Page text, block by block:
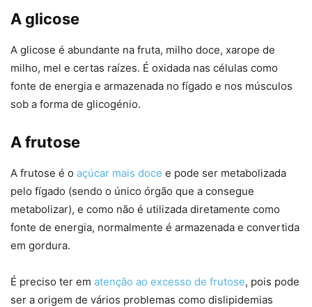
A glicose
A glicose é abundante na fruta, milho doce, xarope de
milho, mel e certas raízes. É oxidada nas células como
fonte de energia e armazenada no fígado e nos músculos
sob a forma de glicogénio.
A frutose
A frutose é o açúcar mais doce e pode ser metabolizada
pelo fígado (sendo o único órgão que a consegue
metabolizar), e como não é utilizada diretamente como
fonte de energia, normalmente é armazenada e convertida
em gordura.
É preciso ter em atenção ao excesso de frutose, pois pode
ser a origem de vários problemas como dislipidemias